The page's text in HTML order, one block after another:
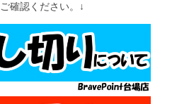
確認ください。↓